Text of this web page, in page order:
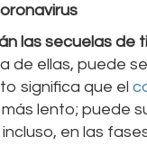
las secuelas de
de ellas, puede
significa que el
lento; puede
en las